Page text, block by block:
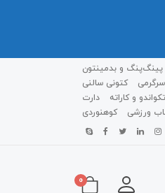
پینگ‌پنگ و بدمينتون
کتونی سالنی
تکواندو و کاراته
دارت
ورزشی کوهنوردی
0